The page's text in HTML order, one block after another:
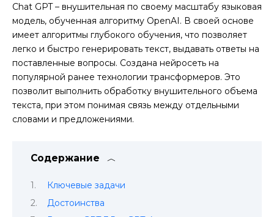
Chat GPT – внушительная по своему масштабу языковая
модель, обученная алгоритму OpenAI. В своей основе
имеет алгоритмы глубокого обучения, что позволяет
легко и быстро генерировать текст, выдавать ответы на
поставленные вопросы. Создана нейросеть на
популярной ранее технологии трансформеров. Это
позволит выполнить обработку внушительного объема
текста, при этом понимая связь между отдельными
словами и предложениями.
Содержание
Ключевые задачи
Достоинства